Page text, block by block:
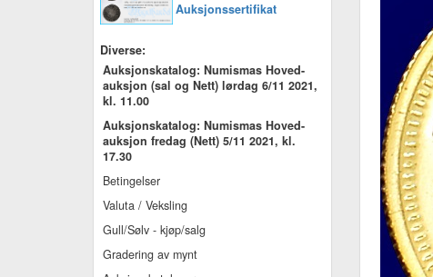
Auksjonssertifikat
Diverse:
Auksjonskatalog: Numismas Hoved-
auksjon (sal og Nett) lørdag 6/11 2021,
kl. 11.00
Auksjonskatalog: Numismas Hoved-
auksjon fredag (Nett) 5/11 2021, kl.
17.30
Betingelser
Valuta / Veksling
Gull/Sølv - kjøp/salg
Gradering av mynt